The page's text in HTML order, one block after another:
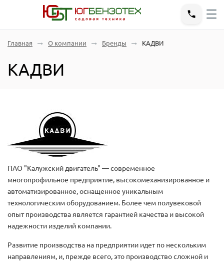
Главная О компании Бренды КАДВИ
КАДВИ
ПАО "Калужский двигатель" — современное
многопрофильное предприятие, высокомеханизированное и
автоматизированное, оснащенное уникальным
технологическим оборудованием. Более чем полувековой
опыт производства является гарантией качества и высокой
надежности изделий компании.
Развитие производства на предприятии идет по нескольким
направлениям, и, прежде всего, это производство сложной и